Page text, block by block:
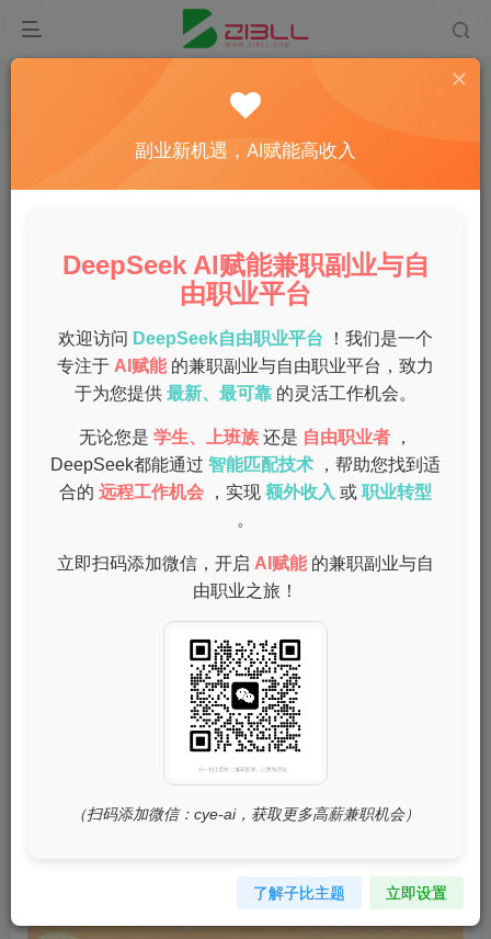
深度解析如何在手机上快速下载和使用deepseek
0 151
在当前移动互联网时代，许多应用程序应运而生，其中
deepseek因其强大的功能而受到广泛关注。如果你想知道
如何在手机上快速下载和使用deepseek，那就跟随本文的
指引，轻松掌握使用技巧！
一、deepseek的基本介绍
deepseek是一款旨在提供高效数据检索的应用程序，无论
效率。对于移动用户来说，掌握其下载与使用方法是至关重
二、如何下载deepseek
副业新机遇，AI赋能高收入
DeepSeek AI赋能兼职副业与自
由职业平台
欢迎访问 DeepSeek自由职业平台
！我们是一个
专注于 AI赋能 的兼职副业与自由职业平台，致力
于为您提供 最新、最可靠 的灵活工作机会。
无论您是 学生、上班族 还是 自由职业者
，
DeepSeek都能通过 智能匹配技术
，帮助您找到适
合的 远程工作机会 ，实现 额外收入 或 职业转型
。
立即扫码添加微信，开启 AI赋能 的兼职副业与自
由职业之旅！
（扫码添加微信：cye-ai，获取更多高薪兼职机会）
了解子比主题 立即设置